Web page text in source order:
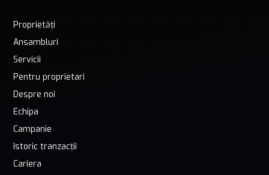
Proprietăți
Ansambluri
Servicii
Pentru proprietari
Despre noi
Echipa
Campanie
Istoric tranzacții
Cariera